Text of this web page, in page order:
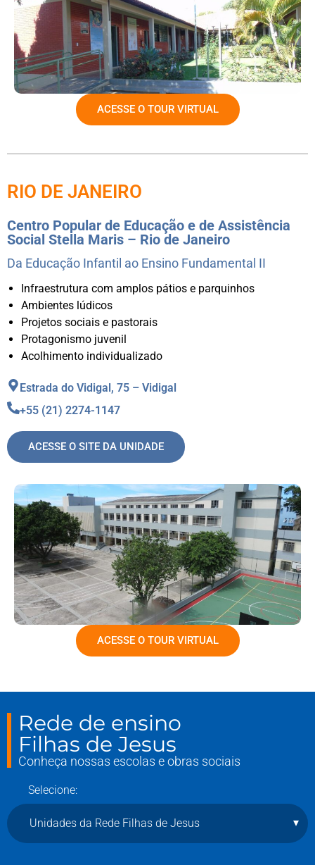
ACESSE O TOUR VIRTUAL
RIO DE JANEIRO
Centro Popular de Educação e de Assistência
Social Stella Maris – Rio de Janeiro
Da Educação Infantil ao Ensino Fundamental II
Infraestrutura com amplos pátios e parquinhos
Ambientes lúdicos
Projetos sociais e pastorais
Protagonismo juvenil
Acolhimento individualizado
Estrada do Vidigal, 75 – Vidigal
+55 (21) 2274-1147
ACESSE O SITE DA UNIDADE
ACESSE O TOUR VIRTUAL
Rede de ensino
Filhas de Jesus
Conheça nossas escolas e obras sociais
Selecione:
Unidades da Rede Filhas de Jesus